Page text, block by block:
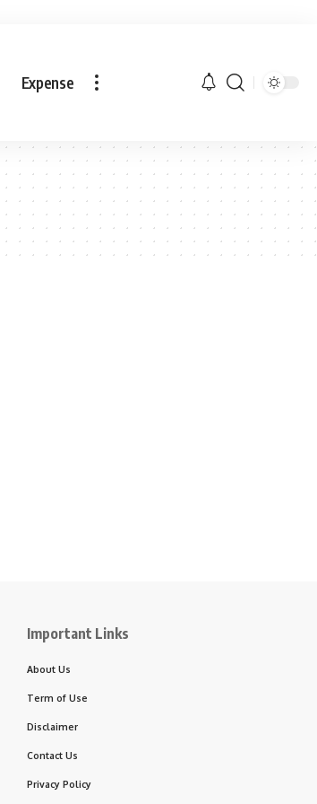
Expense
Important Links
About Us
Term of Use
Disclaimer
Contact Us
Privacy Policy